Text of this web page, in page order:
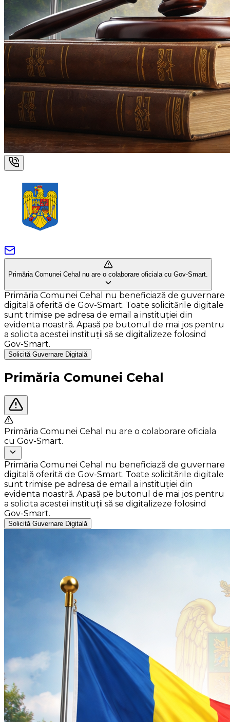
Primăria Comunei Cehal nu are o colaborare oficiala cu Gov-Smart.
Primăria Comunei Cehal nu beneficiază de guvernare
digitală oferită de Gov-Smart. Toate solicitările digitale
sunt trimise pe adresa de email a instituției din
evidenta noastră. Apasă pe butonul de mai jos pentru
a solicita acestei instituții să se digitalizeze folosind
Gov-Smart.
Solicită Guvernare Digitală
Primăria Comunei Cehal
Primăria Comunei Cehal nu are o colaborare oficiala
cu Gov-Smart.
Primăria Comunei Cehal nu beneficiază de guvernare
digitală oferită de Gov-Smart. Toate solicitările digitale
sunt trimise pe adresa de email a instituției din
evidenta noastră. Apasă pe butonul de mai jos pentru
a solicita acestei instituții să se digitalizeze folosind
Gov-Smart.
Solicită Guvernare Digitală